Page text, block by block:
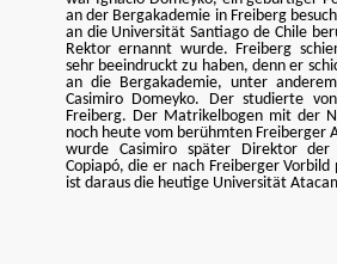
an der Bergakademie in Freiberg
an die Universität Santiago de Chile
Rektor ernannt wurde. Freiberg
sehr beeindruckt zu haben, denn er
an die Bergakademie, unter
Casimiro Domeyko. Der studierte
Freiberg. Der Matrikelbogen mit der
noch heute vom berühmten Freiberger
wurde Casimiro später Direktor der
Copiapó, die er nach Freiberger
ist daraus die heutige Universität